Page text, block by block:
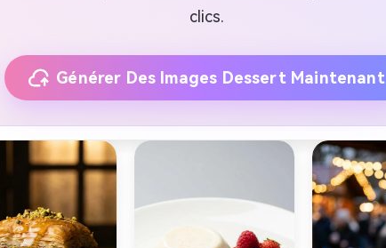
clics.
Générer Des Images Dessert Maintenant